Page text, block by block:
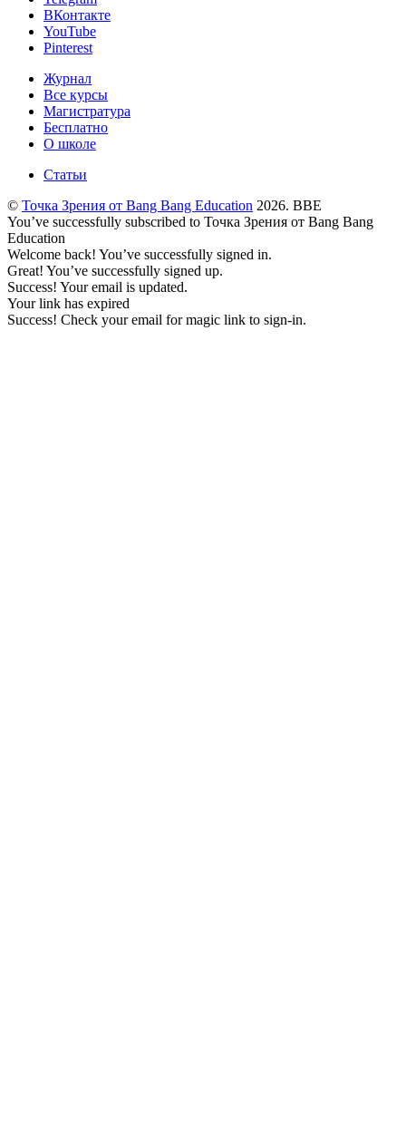
ВКонтакте
YouTube
Pinterest
Журнал
Все курсы
Магистратура
Бесплатно
О школе
Статьи
© Точка Зрения от Bang Bang Education 2026. BBE
You’ve successfully subscribed to Точка Зрения от Bang Bang
Education
Welcome back! You’ve successfully signed in.
Great! You’ve successfully signed up.
Success! Your email is updated.
Your link has expired
Success! Check your email for magic link to sign-in.